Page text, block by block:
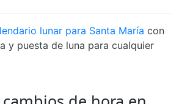
lunar para Santa María con
y puesta de luna para cualquier